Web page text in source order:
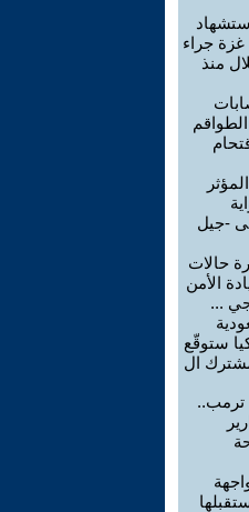
غزة جراء
منذ
-جيل
حالات
الأمن
...
ستوقّع
مشترك ال
ترمب..